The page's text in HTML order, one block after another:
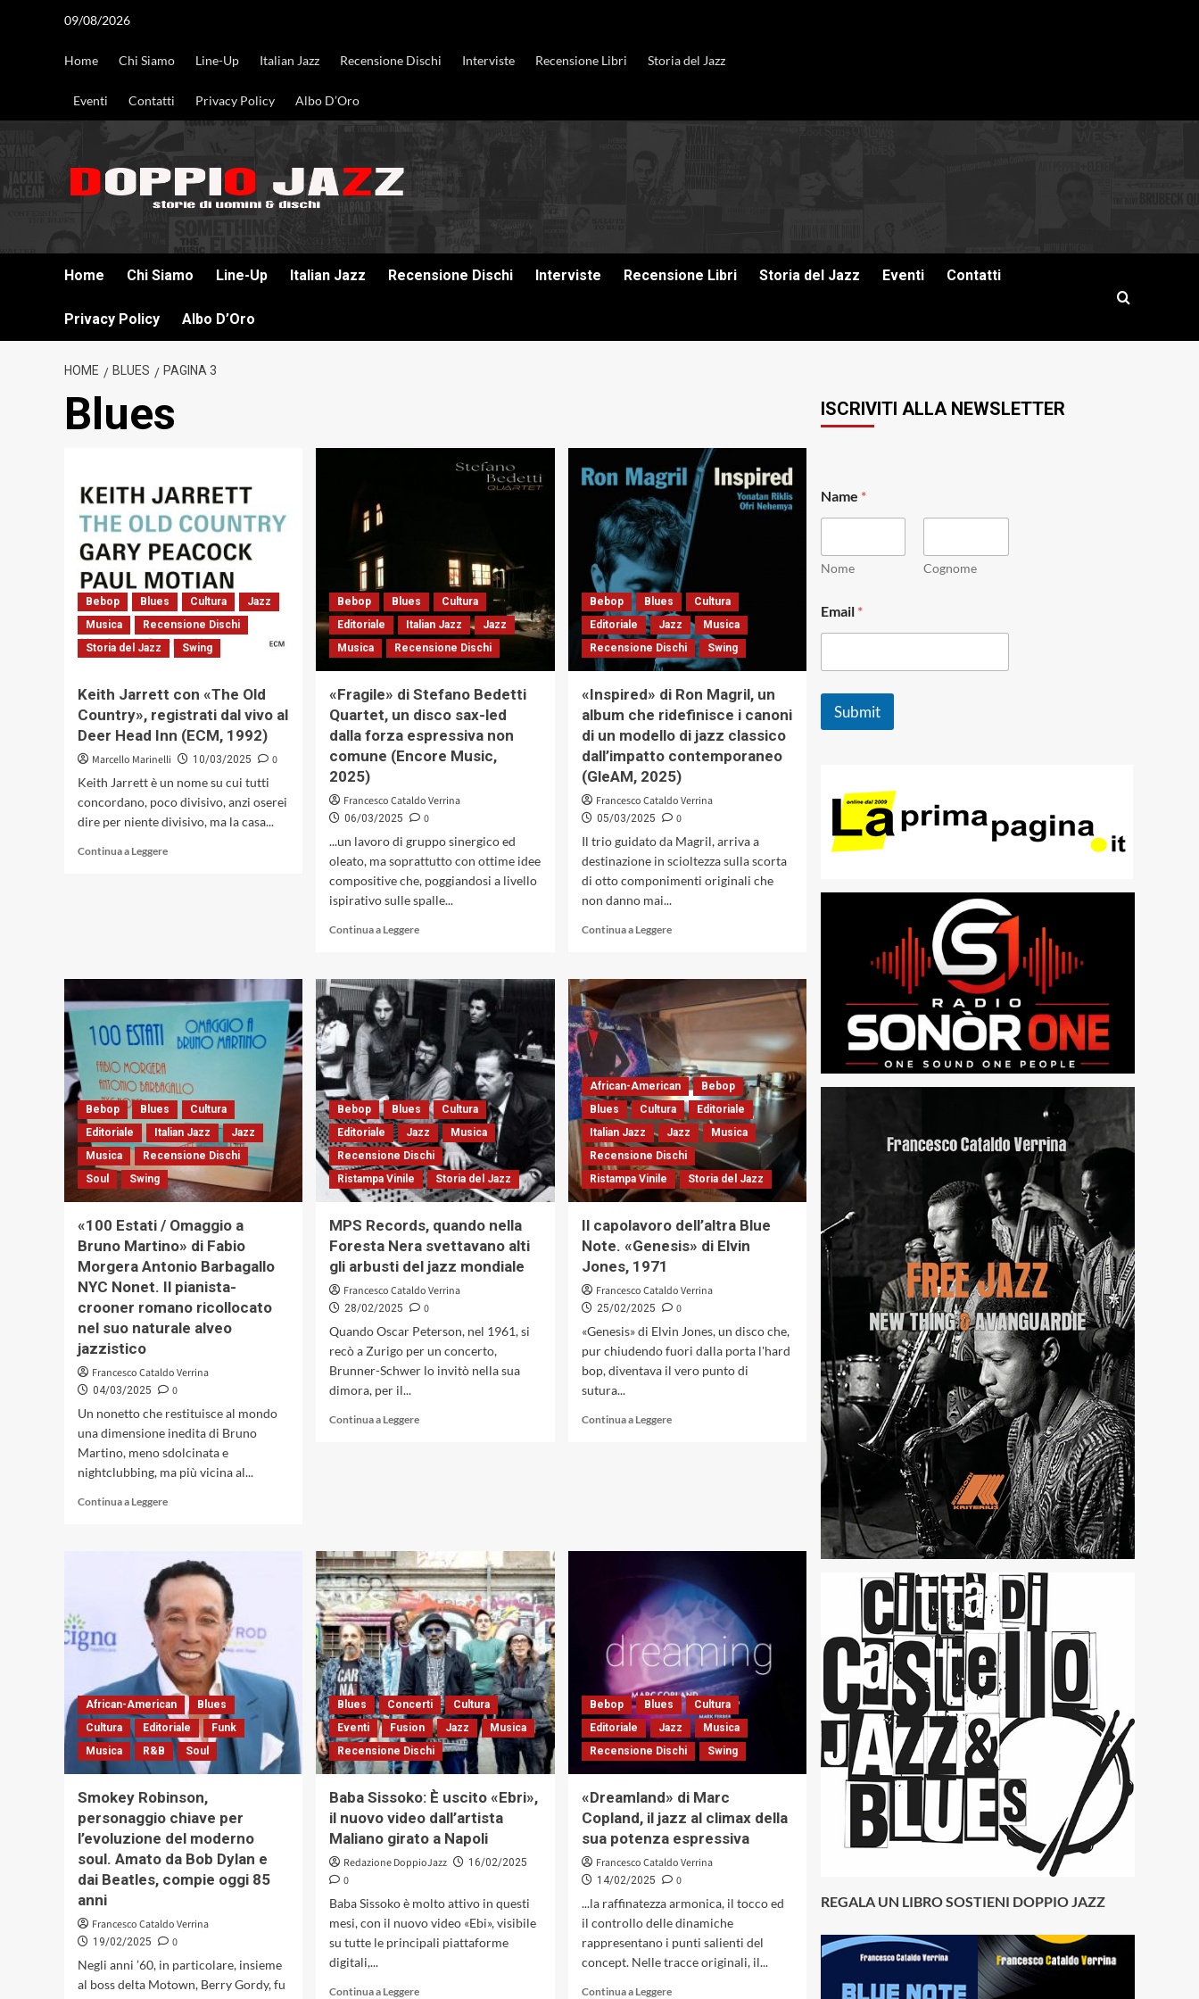
09/08/2026
Home Chi Siamo Line-Up Italian Jazz Recensione Dischi Interviste Recensione Libri Storia del Jazz
Eventi Contatti Privacy Policy Albo D’Oro
Home Chi Siamo Line-Up Italian Jazz Recensione Dischi Interviste Recensione Libri Storia del Jazz Eventi Contatti
Privacy Policy Albo D’Oro
HOME BLUES PAGINA 3
Blues
Bebop Blues Cultura
Jazz
Musica
Recensione Dischi
Storia del Jazz
Swing
Keith Jarrett con «The Old
Country», registrati dal vivo al
Deer Head Inn (ECM, 1992)
Marcello Marinelli 10/03/2025
0
Keith Jarrett è un nome su cui tutti
concordano, poco divisivo, anzi oserei
dire per niente divisivo, ma la casa...
Continua a LeggereLeggi
Old
Country»,
registrati
dal
vivo
Deer
Head
Inn
(ECM,
1992)
Bebop Blues
Cultura
Editoriale
Italian Jazz
Jazz
Musica
Recensione Dischi
«Fragile» di Stefano Bedetti
Quartet, un disco sax-led
dalla forza espressiva non
comune (Encore Music,
2025)
Francesco Cataldo Verrina
06/03/2025
0
...un lavoro di gruppo sinergico ed
oleato, ma soprattutto con ottime idee
compositive che, poggiandosi a livello
ispirativo sulle spalle...
Continua a LeggereLeggi
su
«Fragile»
Stefano
Bedetti
Quartet,
un
disco
sax-
led
dalla
forza
espressiva
non
(Encore
Music,
2025)
Bebop Blues
Cultura
Editoriale
Jazz
Musica
Recensione Dischi
Swing
«Inspired» di Ron Magril, un
album che ridefinisce i canoni
di un modello di jazz classico
dall’impatto contemporaneo
(GleAM, 2025)
Francesco Cataldo Verrina
05/03/2025
0
Il trio guidato da Magril, arriva a
destinazione in scioltezza sulla scorta
di otto componimenti originali che
non danno mai...
Continua a LeggereLeggi
su
di
Ron
Magril,
un
album
che
ridefinisce
i
canoni
di
un
modello
jazz
classico
contemporaneo
(GleAM,
Bebop Blues
Cultura
Editoriale
Italian Jazz
Jazz
Musica
Recensione Dischi
Soul
Swing
«100 Estati / Omaggio a
Bruno Martino» di Fabio
Morgera Antonio Barbagallo
NYC Nonet. Il pianista-
crooner romano ricollocato
nel suo naturale alveo
jazzistico
Francesco Cataldo Verrina
04/03/2025
0
Un nonetto che restituisce al mondo
una dimensione inedita di Bruno
Martino, meno sdolcinata e
nightclubbing, ma più vicina al...
Continua a LeggereLeggi
«100
Estati
Omaggio
a
Bruno
Martino»
di
Fabio
Morgera
Antonio
Barbagallo
NYC
Il
pianista-
crooner
romano
ricollocato
nel
naturale
alveo
Bebop Blues
Cultura
Editoriale
Jazz
Musica
Recensione Dischi
Ristampa Vinile
Storia del Jazz
MPS Records, quando nella
Foresta Nera svettavano alti
gli arbusti del jazz mondiale
Francesco Cataldo Verrina
28/02/2025
0
Quando Oscar Peterson, nel 1961, si
recò a Zurigo per un concerto,
Brunner-Schwer lo invitò nella sua
dimora, per il...
Continua a LeggereLeggi
Foresta
Nera
svettavano
alti
gli
arbusti
del
jazz
mondiale
African-American
Bebop
Blues
Cultura
Editoriale
Italian Jazz
Jazz
Musica
Recensione Dischi
Ristampa Vinile
Storia del Jazz
Il capolavoro dell’altra Blue
Note. «Genesis» di Elvin
Jones, 1971
Francesco Cataldo Verrina
25/02/2025
0
«Genesis» di Elvin Jones, un disco che,
pur chiudendo fuori dalla porta l'hard
bop, diventava il vero punto di
sutura...
Continua a LeggereLeggi
Note.
di
Elvin
Jones,
1971
African-American
Blues
Cultura
Editoriale
Funk
Musica
R&B Soul
Smokey Robinson,
personaggio chiave per
l’evoluzione del moderno
soul. Amato da Bob Dylan e
dai Beatles, compie oggi 85
anni
Francesco Cataldo Verrina
19/02/2025
0
Negli anni ’60, in particolare, insieme
al boss delta Motown, Berry Gordy, fu
Blues Concerti
Cultura
Eventi
Fusion Jazz
Musica
Recensione Dischi
Baba Sissoko: È uscito «Ebri»,
il nuovo video dall’artista
Maliano girato a Napoli
Redazione DoppioJazz 16/02/2025
0
Baba Sissoko è molto attivo in questi
mesi, con il nuovo video «Ebi», visibile
su tutte le principali piattaforme
digitali,...
Continua a LeggereLeggi
Bebop Blues
Cultura
Editoriale
Jazz
Musica
Recensione Dischi
Swing
«Dreamland» di Marc
Copland, il jazz al climax della
sua potenza espressiva
Francesco Cataldo Verrina
14/02/2025
0
...la raffinatezza armonica, il tocco ed
il controllo delle dinamiche
rappresentano i punti salienti del
concept. Nelle tracce originali, il...
Continua a LeggereLeggi
ISCRIVITI ALLA NEWSLETTER
Name *
Nome Cognome
*
E
a
l
Email *
Submit
REGALA UN LIBRO SOSTIENI DOPPIO JAZZ